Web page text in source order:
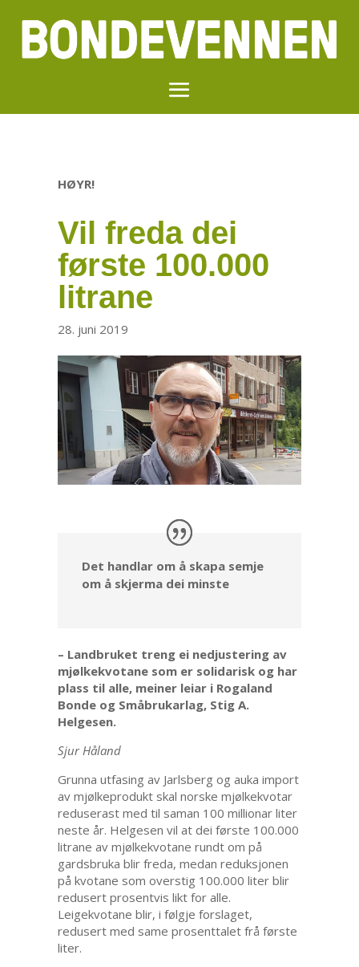
HØYR!
Vil freda dei
første 100.000
litrane
28. juni 2019
Det handlar om å skapa semje
om å skjerma dei minste
– Landbruket treng ei nedjustering av
mjølkekvotane som er solidarisk og har
plass til alle, meiner leiar i Rogaland
Bonde og Småbrukarlag, Stig A.
Helgesen.
Sjur Håland
Grunna utfasing av Jarlsberg og auka import
av mjølkeprodukt skal norske mjølkekvotar
reduserast med til saman 100 millionar liter
neste år. Helgesen vil at dei første 100.000
litrane av mjølkekvotane rundt om på
gardsbruka blir freda, medan reduksjonen
på kvotane som overstig 100.000 liter blir
redusert prosentvis likt for alle.
Leigekvotane blir, i følgje forslaget,
redusert med same prosenttalet frå første
liter.